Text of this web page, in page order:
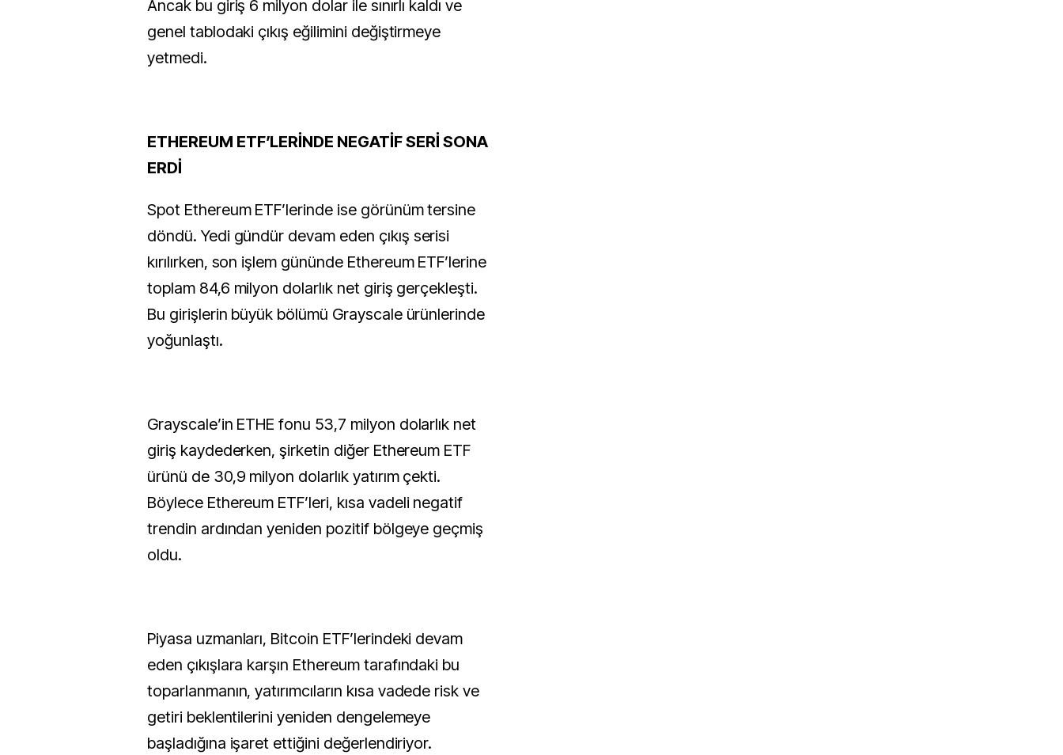
Ancak bu giriş 6 milyon dolar ile sınırlı kaldı ve
genel tablodaki çıkış eğilimini değiştirmeye
yetmedi.
ETHEREUM ETF’LERİNDE NEGATİF SERİ SONA
ERDİ
Spot Ethereum ETF’lerinde ise görünüm tersine
döndü. Yedi gündür devam eden çıkış serisi
kırılırken, son işlem gününde Ethereum ETF’lerine
toplam 84,6 milyon dolarlık net giriş gerçekleşti.
Bu girişlerin büyük bölümü Grayscale ürünlerinde
yoğunlaştı.
Grayscale’in ETHE fonu 53,7 milyon dolarlık net
giriş kaydederken, şirketin diğer Ethereum ETF
ürünü de 30,9 milyon dolarlık yatırım çekti.
Böylece Ethereum ETF’leri, kısa vadeli negatif
trendin ardından yeniden pozitif bölgeye geçmiş
oldu.
Piyasa uzmanları, Bitcoin ETF’lerindeki devam
eden çıkışlara karşın Ethereum tarafındaki bu
toparlanmanın, yatırımcıların kısa vadede risk ve
getiri beklentilerini yeniden dengelemeye
başladığına işaret ettiğini değerlendiriyor.